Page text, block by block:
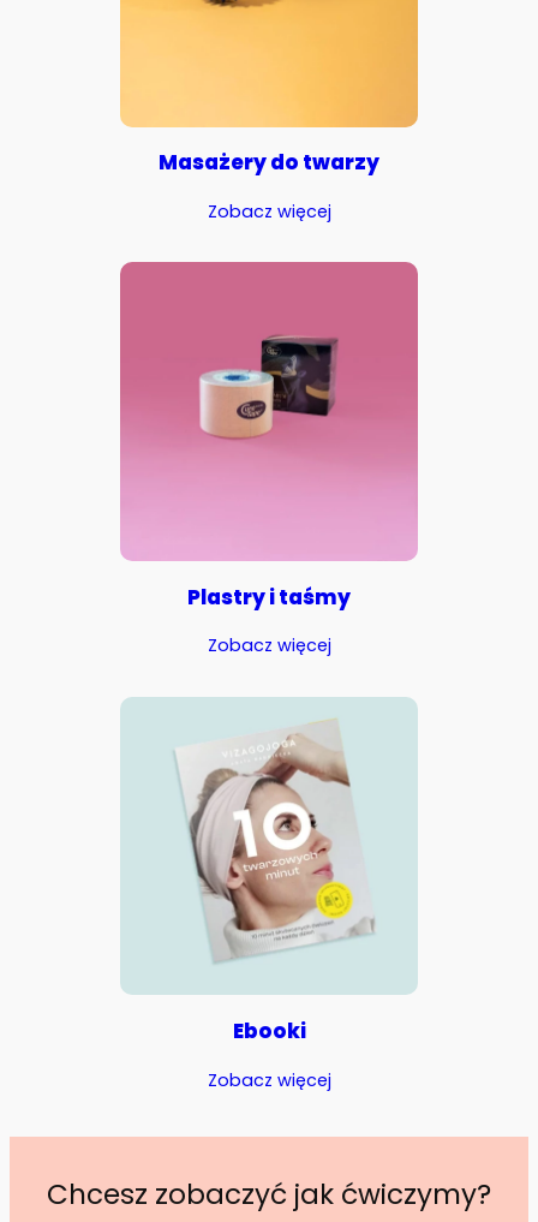
Masażery do twarzy
Zobacz więcej
Plastry i taśmy
Zobacz więcej
Ebooki
Zobacz więcej
Chcesz zobaczyć jak ćwiczymy?